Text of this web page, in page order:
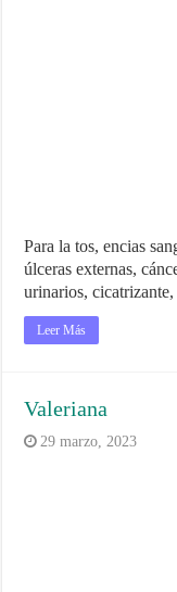
Para la tos, encias
úlceras externas,
urinarios,
Leer Más
Valeriana
29 marzo, 2023